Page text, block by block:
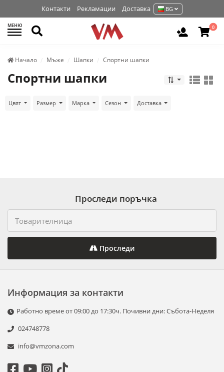
Контакти Рекламации Доставка BG
МЕНЮ Търси Вход /0
Начало Мъже Шапки Спортни шапки
Спортни шапки
Цвят Размер Марка Сезон Доставка
Проследи поръчка
Проследи
Информация за контакти
Работно време от 09:00 до 17:30ч. Почивни дни: Събота-Неделя
024748778
info@vmzona.com